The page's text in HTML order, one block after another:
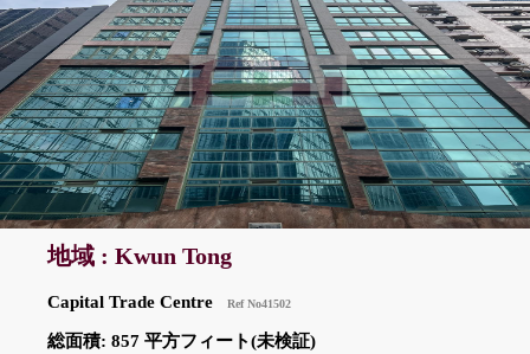
地域 : Kwun Tong
Capital Trade Centre Ref No41502
総面積: 857 平方フィート(未検証)